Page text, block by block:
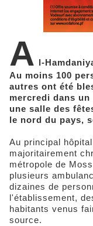
A l-
Au moins 100
autres ont été
mercredi dans
une salle des
le nord du pays,
Au principal
majoritairement
métropole de
plusieurs
dizaines de
l'établissement,
habitants venus
source.